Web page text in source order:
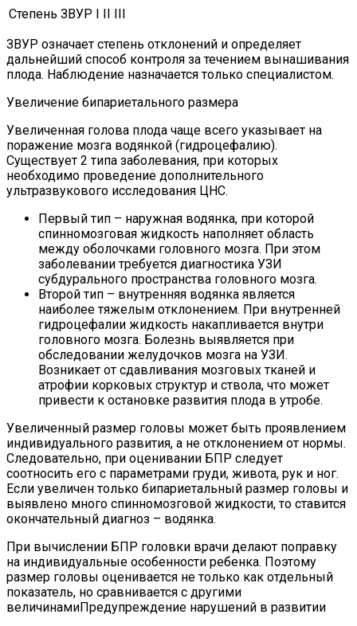
Степень ЗВУР I II III
ЗВУР означает степень отклонений и определяет
дальнейший способ контроля за течением вынашивания
плода. Наблюдение назначается только специалистом.
Увеличение бипариетального размера
Увеличенная голова плода чаще всего указывает на
поражение мозга водянкой (гидроцефалию).
Существует 2 типа заболевания, при которых
необходимо проведение дополнительного
ультразвукового исследования ЦНС.
Первый тип – наружная водянка, при которой
спинномозговая жидкость наполняет область
между оболочками головного мозга. При этом
заболевании требуется диагностика УЗИ
субдурального пространства головного мозга.
Второй тип – внутренняя водянка является
наиболее тяжелым отклонением. При внутренней
гидроцефалии жидкость накапливается внутри
головного мозга. Болезнь выявляется при
обследовании желудочков мозга на УЗИ.
Возникает от сдавливания мозговых тканей и
атрофии корковых структур и ствола, что может
привести к остановке развития плода в утробе.
Увеличенный размер головы может быть проявлением
индивидуального развития, а не отклонением от нормы.
Следовательно, при оценивании БПР следует
соотносить его с параметрами груди, живота, рук и ног.
Если увеличен только бипариетальный размер головы и
выявлено много спинномозговой жидкости, то ставится
окончательный диагноз – водянка.
При вычислении БПР головки врачи делают поправку
на индивидуальные особенности ребенка. Поэтому
размер головы оценивается не только как отдельный
показатель, но сравнивается с другими
величинамиПредупреждение нарушений в развитии